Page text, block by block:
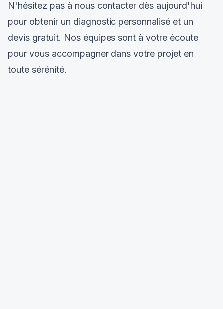
N'hésitez pas à nous contacter dès aujourd'hui
pour obtenir un diagnostic personnalisé et un
devis gratuit. Nos équipes sont à votre écoute
pour vous accompagner dans votre projet en
toute sérénité.